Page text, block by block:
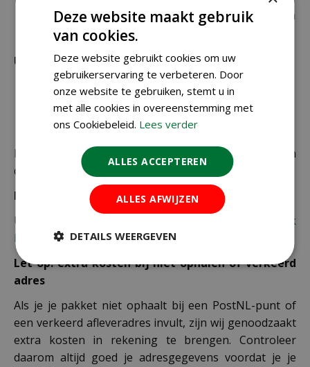
rest van de producten die via pakketpost worden
verzonden.
Uitzonderlijke verzendkosten
Er word standaard € 4,99 verzendkosten
berekend op planten en producten die buiten de
maximale afmetingen vallen.
De juiste verzendkosten worden in de laatste stap van
de winkelwagen berekend.
Bezorgkosten overige landen:
Uiteraard verzenden wij ook buiten Nederland,
bekijk
hier de verzendkosten.
Let op: extra kosten bij niet ophalen of verkeerd
adres
Als je je pakket niet ophaalt bij een PostNL-punt of
een verkeerd afleveradres invult, zijn wij genoodzaakt
extra kosten in rekening te brengen. Controleer
daarom altijd goed je adresgegevens voordat je je
Deze website maakt gebruik
van cookies.
Deze website gebruikt cookies om uw
gebruikerservaring te verbeteren. Door
onze website te gebruiken, stemt u in
met alle cookies in overeenstemming met
ons Cookiebeleid. Lees verder
ALLES ACCEPTEREN
ALLES AFWIJZEN
DETAILS WEERGEVEN